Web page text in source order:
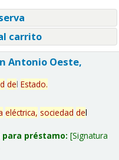
carrito
Antonio Oeste,
del Estado.
eléctrica, sociedad del
préstamo: Signatura